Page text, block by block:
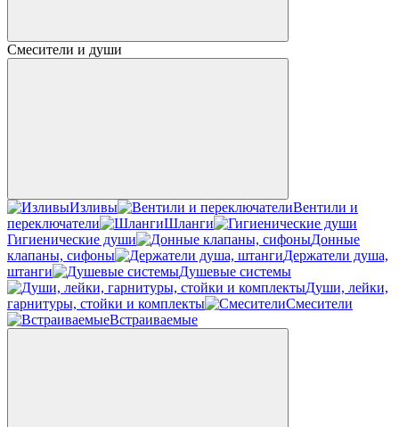
Смесители и души
Изливы
Вентили и
переключатели
Шланги
Гигиенические души
Донные
клапаны, сифоны
Держатели душа,
штанги
Душевые системы
Души, лейки,
гарнитуры, стойки и комплекты
Смесители
Встраиваемые